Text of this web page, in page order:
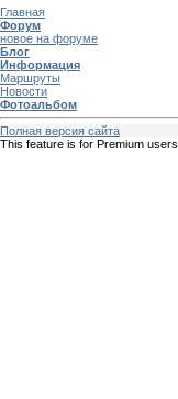
Главная
Форум
новое на форуме
Блог
Информация
Маршруты
Новости
Фотоальбом
Полная версия сайта
This feature is for Premium